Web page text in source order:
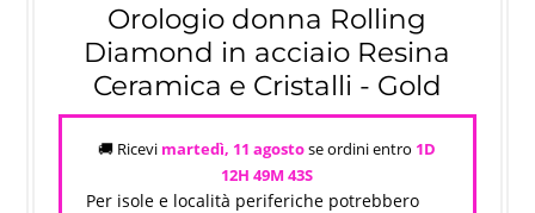
Orologio donna Rolling
Diamond in acciaio Resina
Ceramica e Cristalli - Gold
🚚 Ricevi martedì, 11 agostose ordini entro 1D
12H 49M 43S
Per isole e località periferiche potrebbero